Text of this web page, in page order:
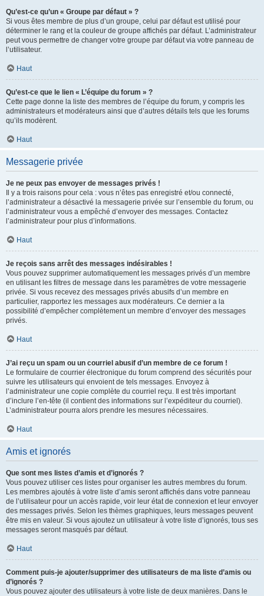
Qu’est-ce qu’un « Groupe par défaut » ?
Si vous êtes membre de plus d’un groupe, celui par défaut est utilisé pour
déterminer le rang et la couleur de groupe affichés par défaut. L’administrateur
peut vous permettre de changer votre groupe par défaut via votre panneau de
l’utilisateur.
Haut
Qu’est-ce que le lien « L’équipe du forum » ?
Cette page donne la liste des membres de l’équipe du forum, y compris les
administrateurs et modérateurs ainsi que d’autres détails tels que les forums
qu’ils modèrent.
Haut
Messagerie privée
Je ne peux pas envoyer de messages privés !
Il y a trois raisons pour cela : vous n’êtes pas enregistré et/ou connecté,
l’administrateur a désactivé la messagerie privée sur l’ensemble du forum, ou
l’administrateur vous a empêché d’envoyer des messages. Contactez
l’administrateur pour plus d’informations.
Haut
Je reçois sans arrêt des messages indésirables !
Vous pouvez supprimer automatiquement les messages privés d’un membre
en utilisant les filtres de message dans les paramètres de votre messagerie
privée. Si vous recevez des messages privés abusifs d’un membre en
particulier, rapportez les messages aux modérateurs. Ce dernier a la
possibilité d’empêcher complètement un membre d’envoyer des messages
privés.
Haut
J’ai reçu un spam ou un courriel abusif d’un membre de ce forum !
Le formulaire de courrier électronique du forum comprend des sécurités pour
suivre les utilisateurs qui envoient de tels messages. Envoyez à
l’administrateur une copie complète du courriel reçu. Il est très important
d’inclure l’en-tête (il contient des informations sur l’expéditeur du courriel).
L’administrateur pourra alors prendre les mesures nécessaires.
Haut
Amis et ignorés
Que sont mes listes d’amis et d’ignorés ?
Vous pouvez utiliser ces listes pour organiser les autres membres du forum.
Les membres ajoutés à votre liste d’amis seront affichés dans votre panneau
de l’utilisateur pour un accès rapide, voir leur état de connexion et leur envoyer
des messages privés. Selon les thèmes graphiques, leurs messages peuvent
être mis en valeur. Si vous ajoutez un utilisateur à votre liste d’ignorés, tous ses
messages seront masqués par défaut.
Haut
Comment puis-je ajouter/supprimer des utilisateurs de ma liste d’amis ou
d’ignorés ?
Vous pouvez ajouter des utilisateurs à votre liste de deux manières. Dans le